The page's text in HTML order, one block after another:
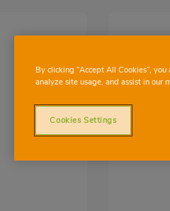
By clicking “Accept All Cookies”,
analyze site usage, and assist in our
Cookies Settings